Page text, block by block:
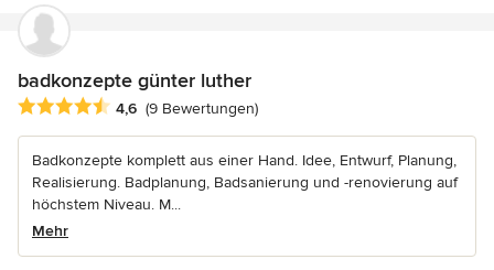
badkonzepte günter luther
Durchschnittliche Bewertung: 4.6 von 5 Sternen
4,6 (9 Bewertungen)
Badkonzepte komplett aus einer Hand. Idee, Entwurf, Planung,
Realisierung. Badplanung, Badsanierung und -renovierung auf
höchstem Niveau. M...
Mehr